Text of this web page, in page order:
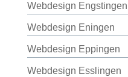
Webdesign Engstingen
Webdesign Eningen
Webdesign Eppingen
Webdesign Esslingen